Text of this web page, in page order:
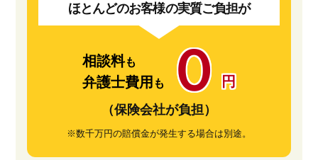
ほとんどのお客様の実質ご負担が
相談料も
弁護士費用 も ０ 円
（保険会社が負担）
※数千万円の賠償金が発生する場合は別途。